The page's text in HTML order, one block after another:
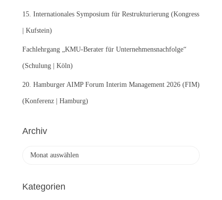
15. Internationales Symposium für Restrukturierung (Kongress
| Kufstein)
Fachlehrgang „KMU-Berater für Unternehmensnachfolge“
(Schulung | Köln)
20. Hamburger AIMP Forum Interim Management 2026 (FIM)
(Konferenz | Hamburg)
Archiv
h
Kategorien